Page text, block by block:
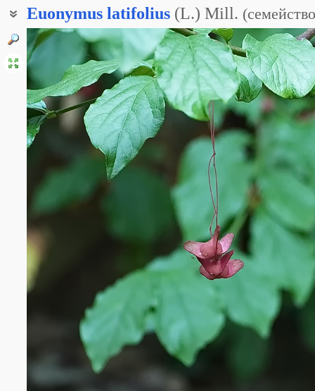
Euonymus latifolius (L.) Mill. (семейство
Бересклет широколиственный